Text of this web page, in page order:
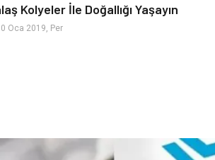
Kolyeler İle Doğallığı Yaşayın
Oca 2019, Per